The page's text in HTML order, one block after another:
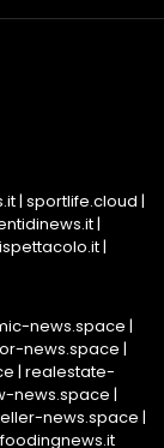
| sportlife.cloud |
|
|
news.space |
news.space |
| realestate-
news.space |
news.space |
foodingnews.it